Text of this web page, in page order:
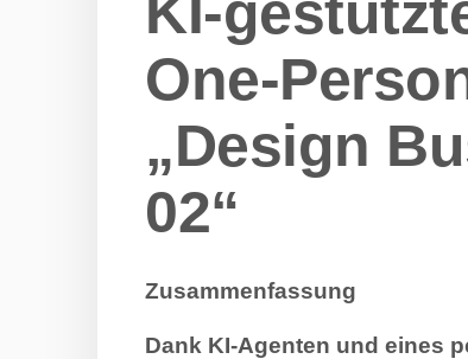
One-
„Design
02“
Zusammenfassung
Dank KI-Agenten und eines